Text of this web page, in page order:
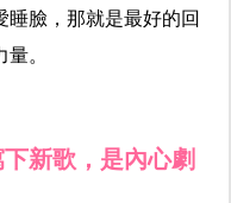
臉，那就是最好的回
。
新歌，是內心劇